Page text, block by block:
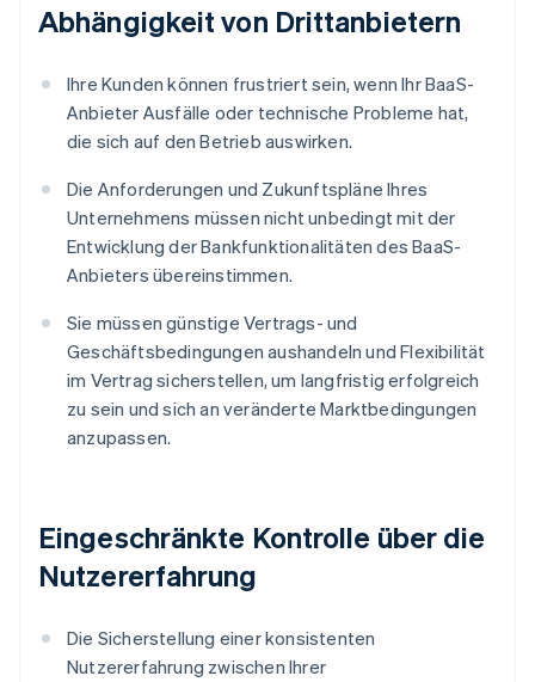
Abhängigkeit von Drittanbietern
Ihre Kunden können frustriert sein, wenn Ihr BaaS-
Anbieter Ausfälle oder technische Probleme hat,
die sich auf den Betrieb auswirken.
Die Anforderungen und Zukunftspläne Ihres
Unternehmens müssen nicht unbedingt mit der
Entwicklung der Bankfunktionalitäten des BaaS-
Anbieters übereinstimmen.
Sie müssen günstige Vertrags- und
Geschäftsbedingungen aushandeln und Flexibilität
im Vertrag sicherstellen, um langfristig erfolgreich
zu sein und sich an veränderte Marktbedingungen
anzupassen.
Eingeschränkte Kontrolle über die
Nutzererfahrung
Die Sicherstellung einer konsistenten
Nutzererfahrung zwischen Ihrer